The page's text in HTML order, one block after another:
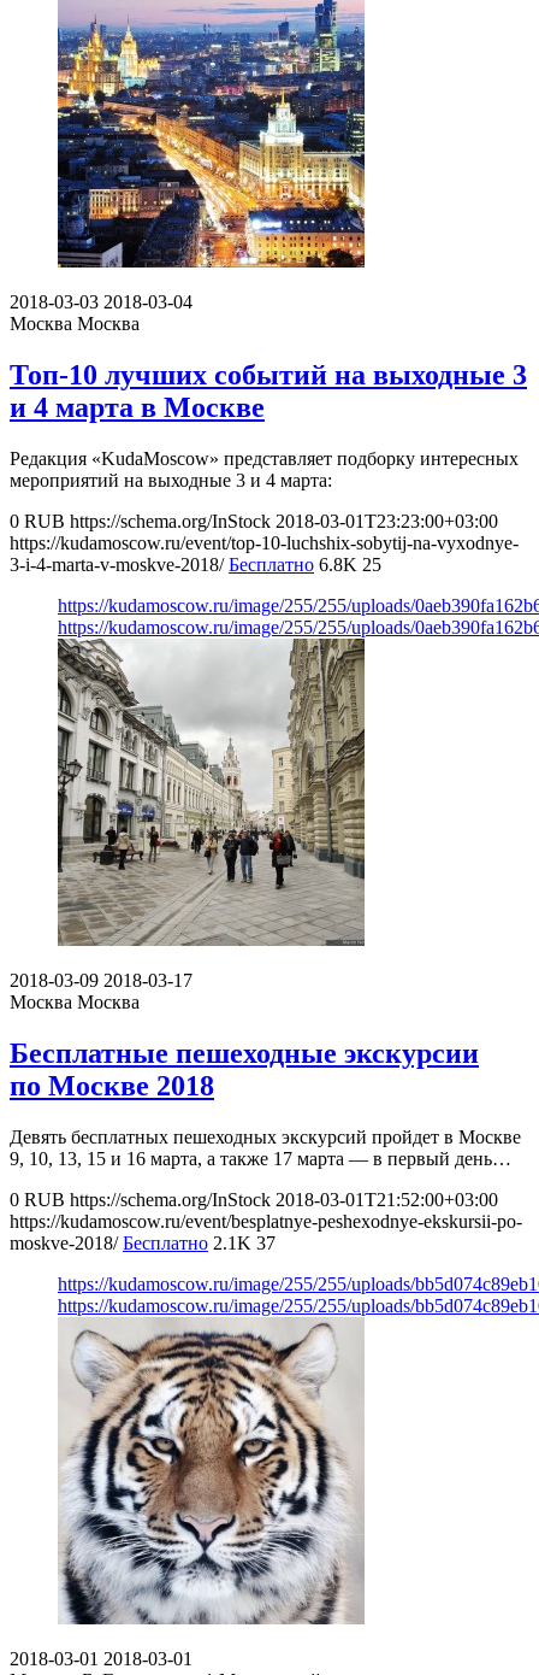
2018-03-03 2018-03-04
Москва Москва
Топ-10 лучших событий на выходные 3
и 4 марта в Москве
Редакция «KudaMoscow» представляет подборку интересных
мероприятий на выходные 3 и 4 марта:
0 RUB https://schema.org/InStock 2018-03-01T23:23:00+03:00
https://kudamoscow.ru/event/top-10-luchshix-sobytij-na-vyxodnye-
3-i-4-marta-v-moskve-2018/ Бесплатно 6.8K 25
https://kudamoscow.ru/image/255/255/uploads/
https://kudamoscow.ru/image/255/255/uploads/
2018-03-09 2018-03-17
Москва Москва
Бесплатные пешеходные экскурсии
по Москве 2018
Девять бесплатных пешеходных экскурсий пройдет в Москве
9, 10, 13, 15 и 16 марта, а также 17 марта — в первый день…
0 RUB https://schema.org/InStock 2018-03-01T21:52:00+03:00
https://kudamoscow.ru/event/besplatnye-peshexodnye-ekskursii-po-
moskve-2018/ Бесплатно 2.1K 37
https://kudamoscow.ru/image/255/255/uploads/
https://kudamoscow.ru/image/255/255/uploads/
2018-03-01 2018-03-01